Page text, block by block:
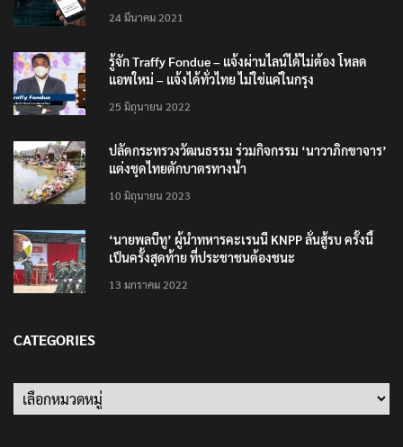
24 มีนาคม 2021
รู้จัก Traffy Fondue – แจ้งผ่านไลน์ได้ไม่ต้อง โหลด
แอพใหม่ – แจ้งได้ทั่วไทย ไม่ใช่แค่ในกรุง
25 มิถุนายน 2022
ปลัดกระทรวงวัฒนธรรม ร่วมกิจกรรม ‘นาวาภิกขาจาร’
แต่งชุดไทยตักบาตรทางน้ำ
10 มิถุนายน 2023
‘นายพลบีทู’ ผู้นำทหารคะเรนนี KNPP ลั่นสู้รบ ครั้งนี้
เป็นครั้งสุดท้าย ที่ประชาชนต้องชนะ
13 มกราคม 2022
CATEGORIES
Categories